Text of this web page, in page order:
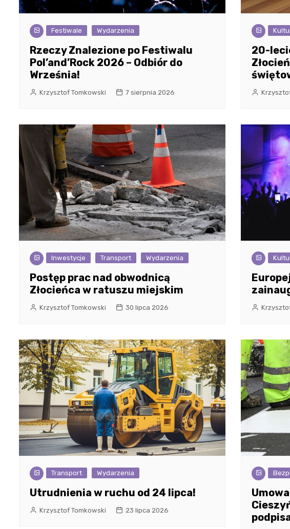
Festiwale Wydarzenia
Rzeczy Znalezione po Festiwalu
Pol’and’Rock 2026 – Odbiór do
Września!
Krzysztof Tomkowski 7 sierpnia 2026
20-
Inwestycje Transport Wydarzenia
Postęp prac nad obwodnicą
Złocieńca w ratuszu miejskim
Krzysztof Tomkowski 30 lipca 2026
Transport Wydarzenia
Utrudnienia w ruchu od 24 lipca!
Krzysztof Tomkowski 23 lipca 2026